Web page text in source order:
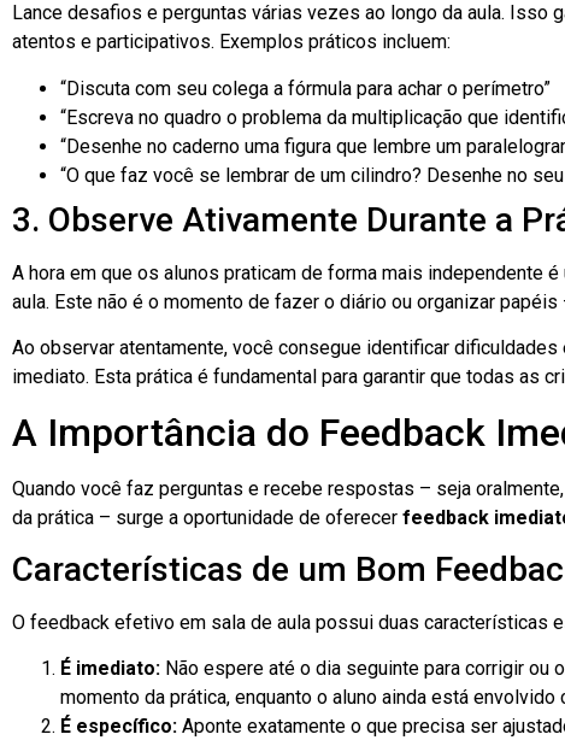
Lance desafios e perguntas várias vezes ao longo da aula. Isso
atentos e participativos. Exemplos práticos incluem:
“Discuta com seu colega a fórmula para achar o perímetro”
“Escreva no quadro o problema da multiplicação que
“Desenhe no caderno uma figura que lembre um
“O que faz você se lembrar de um cilindro? Desenhe no seu
3. Observe Ativamente Durante a
A hora em que os alunos praticam de forma mais independente
aula. Este não é o momento de fazer o diário ou organizar
Ao observar atentamente, você consegue identificar
imediato. Esta prática é fundamental para garantir que todas as
A Importância do Feedback
Quando você faz perguntas e recebe respostas – seja
da prática – surge a oportunidade de oferecer feedback
Características de um Bom
O feedback efetivo em sala de aula possui duas características
É imediato: Não espere até o dia seguinte para corrigir ou
momento da prática, enquanto o aluno ainda está envolvido
É específico: Aponte exatamente o que precisa ser